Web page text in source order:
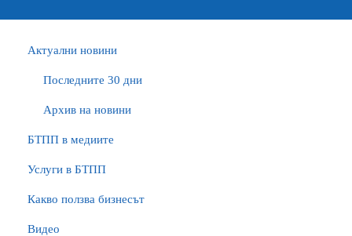
Актуални новини
Последните 30 дни
Архив на новини
БTПП в медиите
Услуги в БТПП
Какво ползва бизнесът
Видео